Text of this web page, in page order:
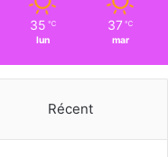
35 ℃
lun
37 ℃
mar
Récent